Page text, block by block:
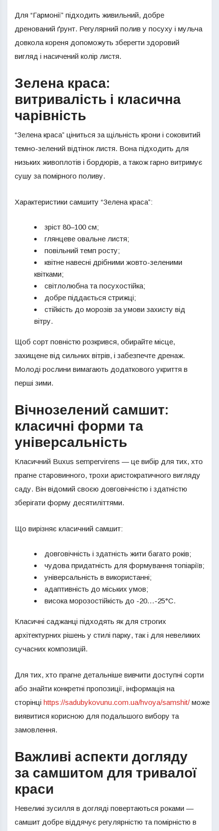
Для “Гармонії” підходить живильний, добре
дренований ґрунт. Регулярний полив у посуху і мульча
довкола кореня допоможуть зберегти здоровий
вигляд і насичений колір листя.
Зелена краса:
витривалість і класична
чарівність
“Зелена краса” ціниться за щільність крони і соковитий
темно-зелений відтінок листя. Вона підходить для
низьких живоплотів і бордюрів, а також гарно витримує
сушу за помірного поливу.
Характеристики самшиту “Зелена краса”:
зріст 80–100 см;
глянцеве овальне листя;
повільний темп росту;
квітне навесні дрібними жовто-зеленими
квітками;
світлолюбна та посухостійка;
добре піддається стрижці;
стійкість до морозів за умови захисту від
вітру.
Щоб сорт повністю розкрився, обирайте місце,
захищене від сильних вітрів, і забезпечте дренаж.
Молоді рослини вимагають додаткового укриття в
перші зими.
Вічнозелений самшит:
класичні форми та
універсальність
Класичний Buxus sempervirens — це вибір для тих, хто
прагне старовинного, трохи аристократичного вигляду
саду. Він відомий своєю довговічністю і здатністю
зберігати форму десятиліттями.
Що вирізняє класичний самшит:
довговічність і здатність жити багато років;
чудова придатність для формування топіаріїв;
універсальність в використанні;
адаптивність до міських умов;
висока морозостійкість до -20…-25°C.
Класичні саджанці підходять як для строгих
архітектурних рішень у стилі парку, так і для невеликих
сучасних композицій.
Для тих, хто прагне детальніше вивчити доступні сорти
або знайти конкретні пропозиції, інформація на
сторінці https://sadubykovunu.com.ua/hvoya/samshit/ може
виявитися корисною для подальшого вибору та
замовлення.
Важливі аспекти догляду
за самшитом для тривалої
краси
Невеликі зусилля в догляді повертаються роками —
самшит добре віддячує регулярністю та помірністю в